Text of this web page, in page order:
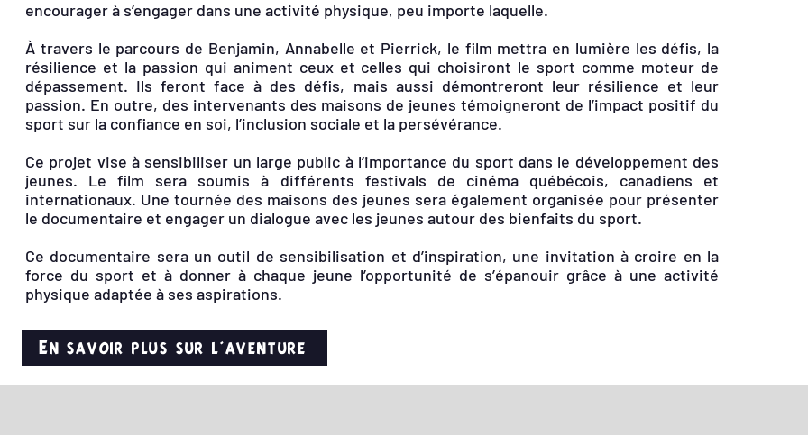
encourager à s’engager dans une activité physique, peu importe laquelle.
À travers le parcours de Benjamin, Annabelle et Pierrick, le film mettra en lumière les défis, la
résilience et la passion qui animent ceux et celles qui choisiront le sport comme moteur de
dépassement. Ils feront face à des défis, mais aussi démontreront leur résilience et leur
passion. En outre, des intervenants des maisons de jeunes témoigneront de l’impact positif du
sport sur la confiance en soi, l’inclusion sociale et la persévérance.
Ce projet vise à sensibiliser un large public à l’importance du sport dans le développement des
jeunes. Le film sera soumis à différents festivals de cinéma québécois, canadiens et
internationaux. Une tournée des maisons des jeunes sera également organisée pour présenter
le documentaire et engager un dialogue avec les jeunes autour des bienfaits du sport.
Ce documentaire sera un outil de sensibilisation et d’inspiration, une invitation à croire en la
force du sport et à donner à chaque jeune l’opportunité de s’épanouir grâce à une activité
physique adaptée à ses aspirations.
En savoir plus sur l'aventure